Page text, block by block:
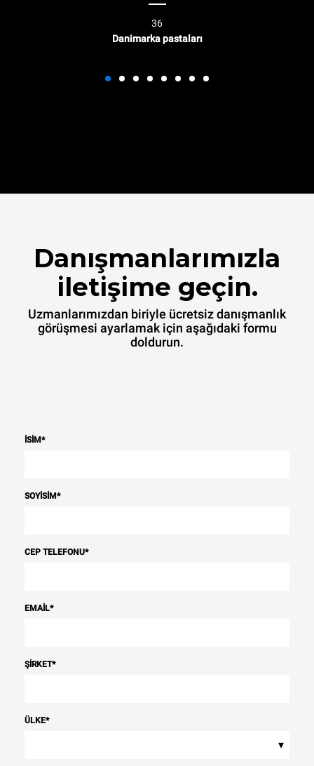
36
Danimarka pastaları
Danışmanlarımızla
iletişime geçin.
Uzmanlarımızdan biriyle ücretsiz danışmanlık
görüşmesi ayarlamak için aşağıdaki formu
doldurun.
İSIM*
SOYISIM*
CEP TELEFONU*
EMAIL*
ŞIRKET*
ÜLKE*
▾